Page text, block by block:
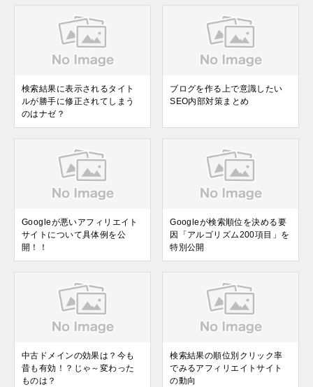
検索結果に表示されるタイト
ルが勝手に修正されてしまう
のはナゼ？
ブログを作る上で意識したい
SEO内部対策まとめ
Googleが悪いアフィリエイト
サイトについて具体例を公
開！！
Googleが検索順位を決める要
因「アルゴリズム200項目」を
特別公開
中古ドメインの効果は？今も
昔も有効！？じゃ～変わった
ものは？
検索結果の順位別クリック率
でみるアフィリエイトサイト
の動向